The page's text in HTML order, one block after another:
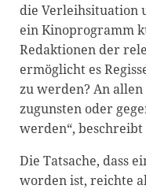
die Verleihsituation
ein Kinoprogramm
Redaktionen der
ermöglicht es
zu werden? An
zugunsten oder
werden“,
Die Tatsache, dass
worden ist, reichte